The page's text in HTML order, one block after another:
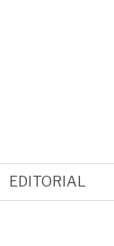
EDITORIAL